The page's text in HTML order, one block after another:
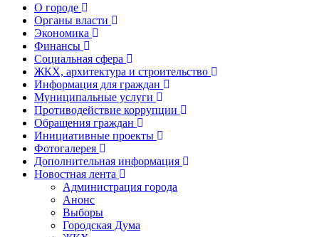
О городе
Органы власти
Экономика
Финансы
Социальная сфера
ЖКХ, архитектура и строительство
Информация для граждан
Муниципальные услуги
Противодействие коррупции
Обращения граждан
Инициативные проекты
Фотогалерея
Дополнительная информация
Новостная лента
Администрация города
Анонс
Выборы
Городская Дума